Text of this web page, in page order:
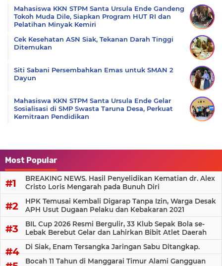
Mahasiswa KKN STPM Santa Ursula Ende Gandeng
Tokoh Muda Dile, Siapkan Program HUT RI dan
Pelatihan Minyak Kemiri
Cek Kesehatan ASN Siak, Tekanan Darah Tinggi
Ditemukan
Siti Sabani Persembahkan Emas untuk SMAN 2
Dayun
Mahasiswa KKN STPM Santa Ursula Ende Gelar
Sosialisasi di SMP Swasta Taruna Desa, Perkuat
Kemitraan Pendidikan
Most Popular
BREAKING NEWS. Hasil Penyelidikan Kematian dr. Alex
Cristo Loris Mengarah pada Bunuh Diri
HPK Temusai Kembali Digarap Tanpa Izin, Warga Desak
APH Usut Dugaan Pelaku dan Kebakaran 2021
BIL Cup 2026 Resmi Bergulir, 33 Klub Sepak Bola se-
Lebak Berebut Gelar dan Lahirkan Bibit Atlet Daerah
Di Siak, Enam Tersangka Jaringan Sabu Ditangkap.
Bocah 11 Tahun di Manggarai Timur Alami Gangguan